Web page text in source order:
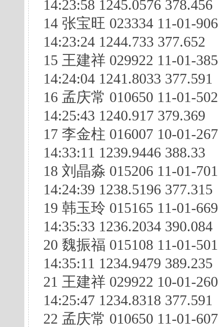
14:23:58 1245.0576 378.456
14 张宝旺 023334 11-01-
14:23:24 1244.733 377.652
15 王建祥 029922 11-01-
14:24:04 1241.8033 377.591
16 孟庆常 010650 11-01-
14:25:43 1240.917 379.369
17 李金柱 016007 10-01-
14:33:11 1239.9446 388.33
18 刘晶淼 015206 11-01-
14:24:39 1238.5196 377.315
19 韩玉玲 015165 11-01-
14:35:33 1236.2034 390.084
20 魏振福 015108 11-01-
14:35:11 1234.9479 389.235
21 王建祥 029922 10-01-
14:25:47 1234.8318 377.591
22 孟庆常 010650 11-01-